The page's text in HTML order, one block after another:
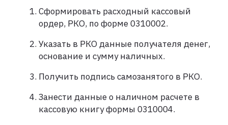
Сформировать расходный кассовый
ордер, РКО, по форме 0310002​.
Указать в РКО данные получателя денег,
основание и сумму наличных​.
Получить подпись самозанятого в РКО​.
Занести данные о наличном расчете в
кассовую книгу формы 0310004.